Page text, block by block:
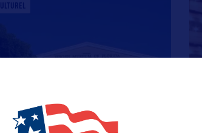
MUSEUM OF FLORIDA
Museum of Florida est situé au